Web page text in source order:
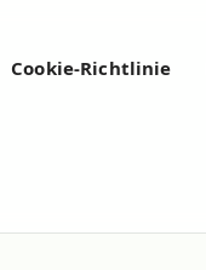
Cookie-Richtlinie